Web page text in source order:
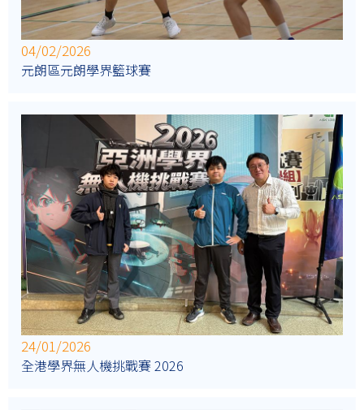
04/02/2026
元朗區元朗學界籃球賽
24/01/2026
全港學界無人機挑戰賽 2026